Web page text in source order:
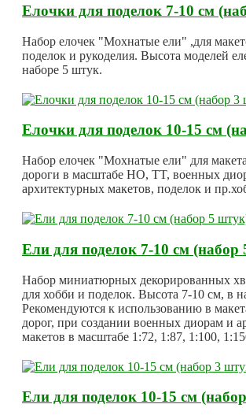
Елочки для поделок 7-10 см
Набор елочек "Мохнатые ели" ,для
поделок и рукоделия. Высота моделей
наборе 5 штук.
Елочки для поделок 10-15 см
Набор елочек "Мохнатые ели" для
дороги в масштабе HO, TT, военных
архитектурных макетов, поделок и
Ели для поделок 7-10 см (набор
Набор миниатюрных декорированных
для хобби и поделок. Высота 7-10 см, в
Рекомендуются к использованию в
дорог, при создании военных диорам и
макетов в масштабе 1:72, 1:87, 1:100,
Ели для поделок 10-15 см